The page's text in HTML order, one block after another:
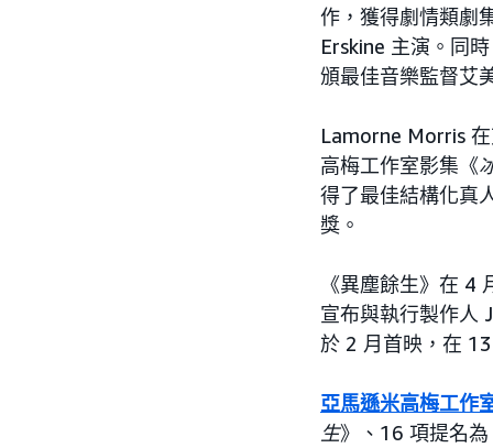
作，獲得劇情類劇
Erskine 主演。同
頒最佳音樂監督艾
Lamorne Morris
高梅工作室影集《
得了最佳結構化真
獎。
《異塵餘生》在 4
宣布與執行製作人
於 2 月首映，在
亞馬遜米高梅工作
生》、16 項提名為